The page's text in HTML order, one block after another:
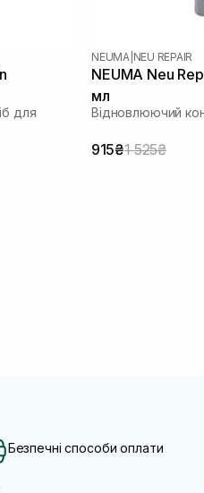
для
NEUMA NEU REPAIR
NEUMA Neu
мл
Відновлюючий
915₴1 525₴
Безпечні способи оплати